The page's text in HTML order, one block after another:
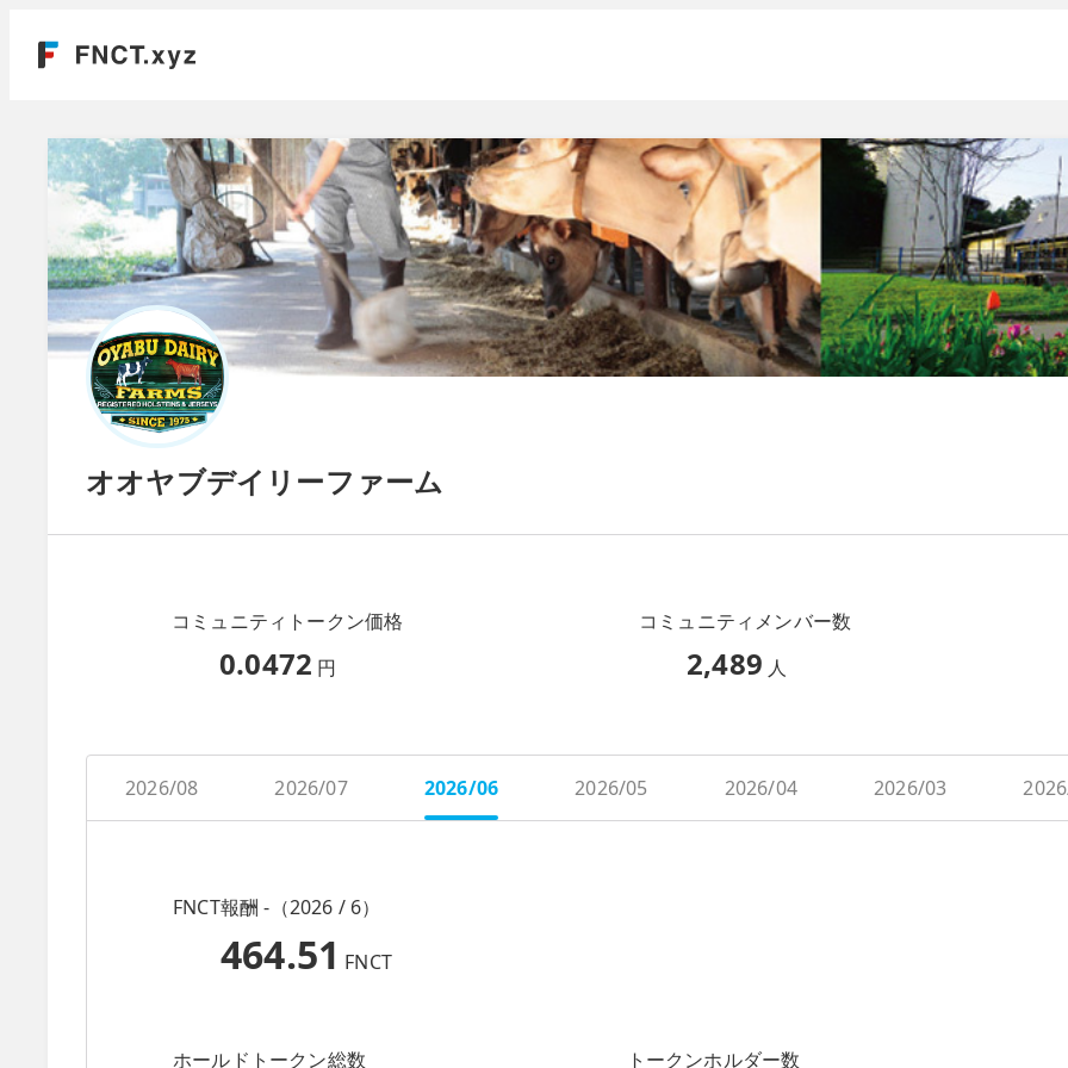
オオヤブデイリーファーム
コミュニティトークン価格
0.0472 円
コミュニティメンバー数
2,489 人
2026/08 2026/07 2026/06 2026/05 2026/04 2026/03
FNCT報酬 -（2026 / 6）
464.51 FNCT
ホールドトークン総数 トークンホルダー数